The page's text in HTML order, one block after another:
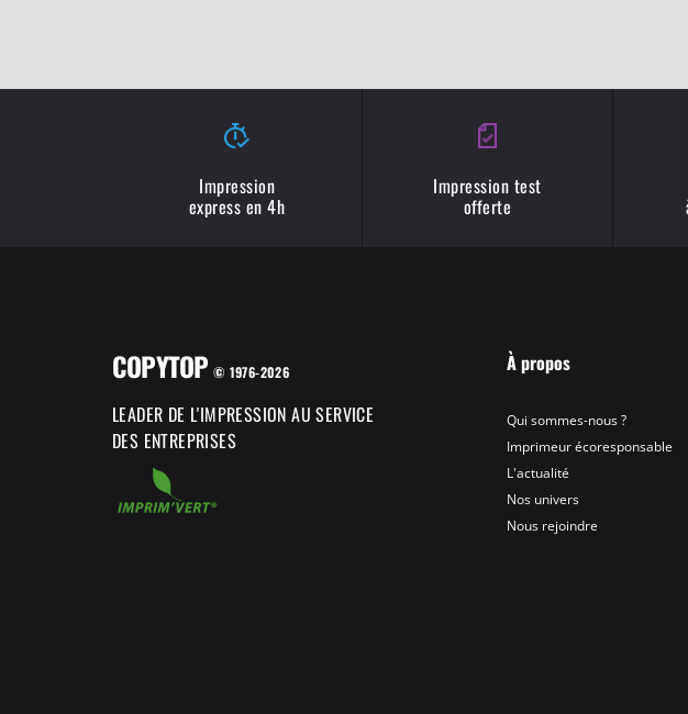
Impression
express en 4h
Impression test
offerte
COPYTOP © 1976-2026
LEADER DE L'IMPRESSION AU SERVICE
DES ENTREPRISES
À propos
Qui sommes-nous ?
Imprimeur écoresponsable
L'actualité
Nos univers
Nous rejoindre